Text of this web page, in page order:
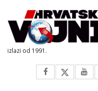
izlazi od 1991.